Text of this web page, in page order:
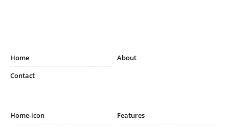
Home
About
Contact
Home-icon
Features